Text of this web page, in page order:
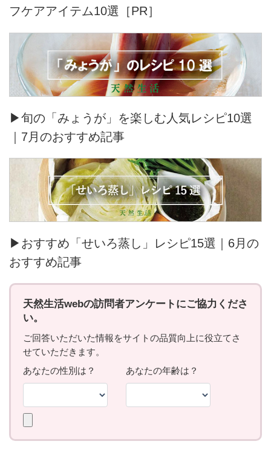
フケアアイテム10選［PR］
▶旬の「みょうが」を楽しむ人気レシピ10選
｜7月のおすすめ記事
▶おすすめ「せいろ蒸し」レシピ15選｜6月の
おすすめ記事